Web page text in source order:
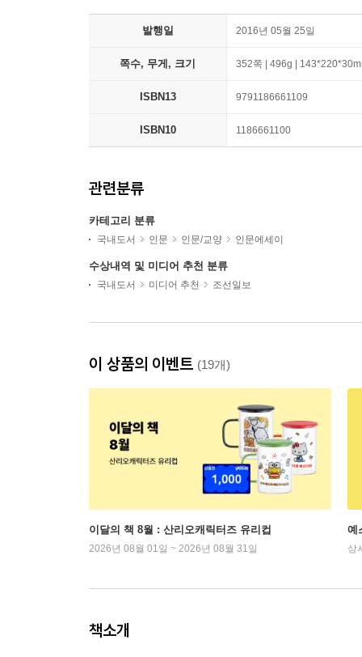
발행일 2016년 05월 25일
쪽수, 무게, 크기 352쪽 | 496g |
ISBN13 9791186661109
ISBN10 1186661100
관련분류
카테고리 분류
국내도서 인문 인문/교양 인문에세이
수상내역 및 미디어 추천 분류
국내도서 미디어 추천 조선일보
이 상품의 이벤트 (19개)
이달의 책 8월 : 산리오캐릭터즈 유리컵
2026년 08월 01일 ~ 2026년 08월 31일
예
상
책소개